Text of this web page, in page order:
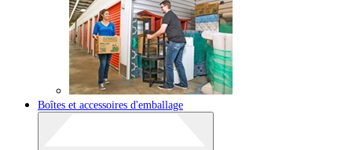
Boîtes et accessoires d'emballage